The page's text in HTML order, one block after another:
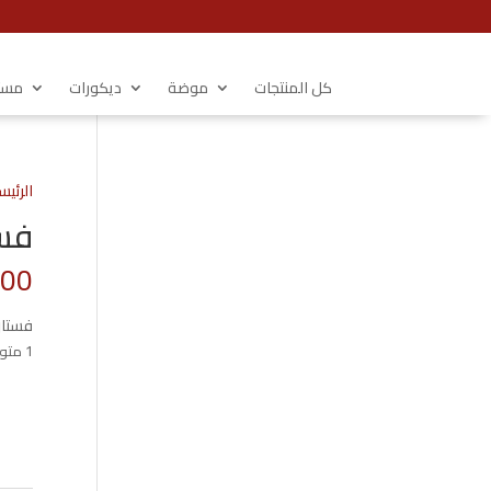
كل المنتجات موضة ديكورات
1 متوفر في المخزون